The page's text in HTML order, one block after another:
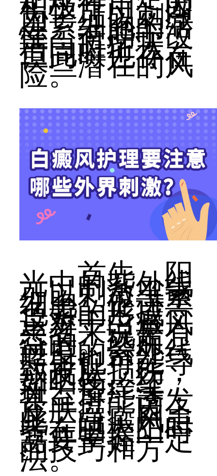
积极作用，因
为它可以刺激
黑素细胞的活
性，有助于改
善白斑症状，
但同时也存在
一些潜在的风
险。
首先，阳
光中的紫外线
可以刺激黑素
细胞，促进黑
色素的形成，
这对于白癜风
患者来说是有
益的。然而，
过度的紫外线
照射也可能导
致皮肤损伤，
如晒伤、红
斑、瘙痒等，
甚至可能诱发
皮肤癌。因
此，白癜风患
者在晒太阳时
需要掌握一定
的技巧和方
法。